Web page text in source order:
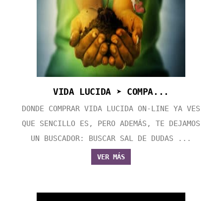
VIDA LUCIDA ➤ COMPA...
DONDE COMPRAR VIDA LUCIDA ON-LINE YA VES
QUE SENCILLO ES, PERO ADEMÁS, TE DEJAMOS
UN BUSCADOR: BUSCAR SAL DE DUDAS ...
VER MÁS